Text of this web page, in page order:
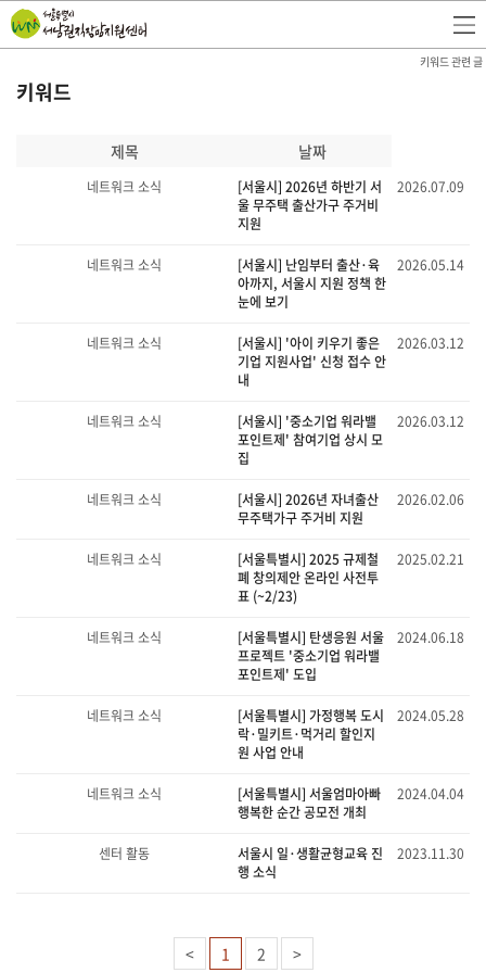
키워드
키워드 관련 글
제목 날짜
네트워크 소식
[서울시] 2026년 하반기 서
울 무주택 출산가구 주거비
지원
2026.07.09
네트워크 소식
[서울시] 난임부터 출산·육
아까지, 서울시 지원 정책 한
눈에 보기
2026.05.14
네트워크 소식
[서울시] '아이 키우기 좋은
기업 지원사업' 신청 접수 안
내
2026.03.12
네트워크 소식
[서울시] '중소기업 워라밸
포인트제' 참여기업 상시 모
집
2026.03.12
네트워크 소식
[서울시] 2026년 자녀출산
무주택가구 주거비 지원
2026.02.06
네트워크 소식
[서울특별시] 2025 규제철
폐 창의제안 온라인 사전투
표 (~2/23)
2025.02.21
네트워크 소식
[서울특별시] 탄생응원 서울
프로젝트 '중소기업 워라밸
포인트제' 도입
2024.06.18
네트워크 소식
[서울특별시] 가정행복 도시
락·밀키트·먹거리 할인지
원 사업 안내
2024.05.28
네트워크 소식
[서울특별시] 서울엄마아빠
행복한 순간 공모전 개최
2024.04.04
센터 활동
서울시 일·생활균형교육 진
행 소식
2023.11.30
< 1 2 >